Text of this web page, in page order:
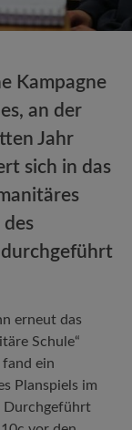
Kampagne
an der
Jahr
sich in das
des
durchgeführt
erneut das
Schule“
fand ein
Planspiels im
Durchgeführt